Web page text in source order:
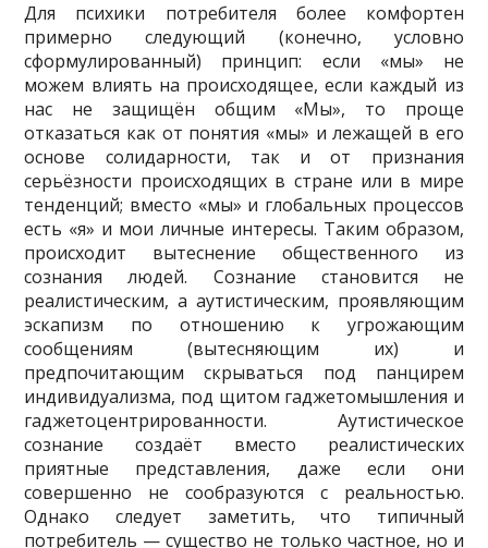
Для психики потребителя более комфортен
примерно следующий (конечно, условно
сформулированный) принцип: если «мы» не
можем влиять на происходящее, если каждый из
нас не защищён общим «Мы», то проще
отказаться как от понятия «мы» и лежащей в его
основе солидарности, так и от признания
серьёзности происходящих в стране или в мире
тенденций; вместо «мы» и глобальных процессов
есть «я» и мои личные интересы. Таким образом,
происходит вытеснение общественного из
сознания людей. Сознание становится не
реалистическим, а аутистическим, проявляющим
эскапизм по отношению к угрожающим
сообщениям (вытесняющим их) и
предпочитающим скрываться под панцирем
индивидуализма, под щитом гаджетомышления и
гаджетоцентрированности. Аутистическое
сознание создаёт вместо реалистических
приятные представления, даже если они
совершенно не сообразуются с реальностью.
Однако следует заметить, что типичный
потребитель — существо не только частное, но и